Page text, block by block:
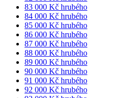
83 000 Kč hrubého
84 000 Kč hrubého
85 000 Kč hrubého
86 000 Kč hrubého
87 000 Kč hrubého
88 000 Kč hrubého
89 000 Kč hrubého
90 000 Kč hrubého
91 000 Kč hrubého
92 000 Kč hrubého